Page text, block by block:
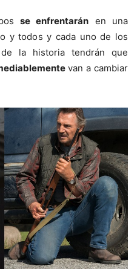
se enfrentarán en una
y todos y cada uno de los
de la historia tendrán que
van a cambiar